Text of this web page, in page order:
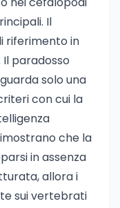
Il
riferimento in
paradosso
solo una
con cui la
che la
in assenza
allora i
sui vertebrati